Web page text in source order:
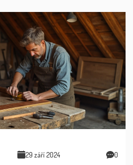
29 září 2024 0